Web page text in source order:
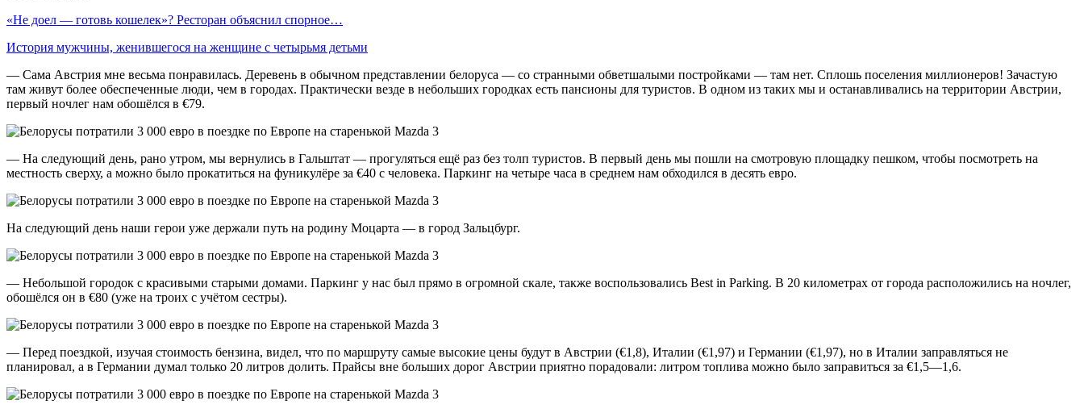
«Не доел — готовь кошелек»? Ресторан объяснил спорное…
История мужчины, женившегося на женщине с четырьмя детьми
— Сама Австрия мне весьма понравилась. Деревень в обычном представлении белоруса — со странными обветшалыми постройками — там нет. Сплошь поселения миллионеров! Зачастую
там живут более обеспеченные люди, чем в городах. Практически везде в небольших городках есть пансионы для туристов. В одном из таких мы и останавливались на территории Австрии,
первый ночлег нам обошёлся в €79.
— На следующий день, рано утром, мы вернулись в Гальштат — прогуляться ещё раз без толп туристов. В первый день мы пошли на смотровую площадку пешком, чтобы посмотреть на
местность сверху, а можно было прокатиться на фуникулёре за €40 с человека. Паркинг на четыре часа в среднем нам обходился в десять евро.
На следующий день наши герои уже держали путь на родину Моцарта — в город Зальцбург.
— Небольшой городок с красивыми старыми домами. Паркинг у нас был прямо в огромной скале, также воспользовались Best in Parking. В 20 километрах от города расположились на ночлег,
обошёлся он в €80 (уже на троих с учётом сестры).
— Перед поездкой, изучая стоимость бензина, видел, что по маршруту самые высокие цены будут в Австрии (€1,8), Италии (€1,97) и Германии (€1,97), но в Италии заправляться не
планировал, а в Германии думал только 20 литров долить. Прайсы вне больших дорог Австрии приятно порадовали: литром топлива можно было заправиться за €1,5—1,6.